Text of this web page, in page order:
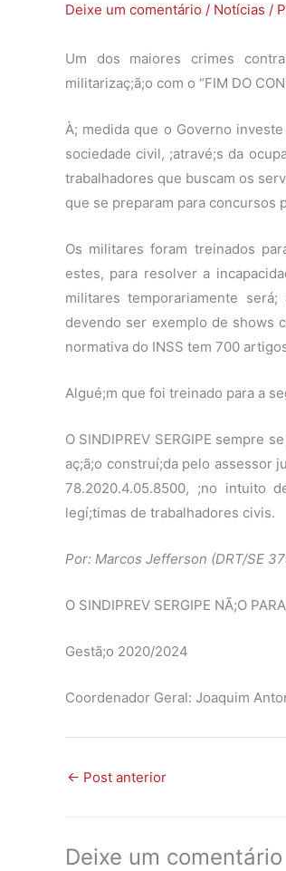
Deixe um comentário / Notícias /
Um dos maiores crimes
militarizaç;ã;o com o “FIM DO
À; medida que o Governo
sociedade civil, ;atravé;s da
trabalhadores que buscam os
que se preparam para concursos
Os militares foram treinados
estes, para resolver a
militares temporariamente
devendo ser exemplo de shows
normativa do INSS tem 700
Algué;m que foi treinado para a
O SINDIPREV SERGIPE sempre
aç;ã;o construí;da pelo assessor
78.2020.4.05.8500, ;no intuito
legí;timas de trabalhadores civis.
Por: Marcos Jefferson (DRT/SE
O SINDIPREV SERGIPE NÃ;O
Gestã;o 2020/2024
Coordenador Geral: Joaquim
← Post anterior
Deixe um comentário